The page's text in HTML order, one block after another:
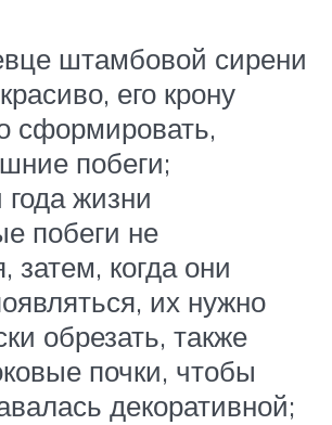
штамбовой сирени
его крону
сформировать,
побеги;
жизни
побеги не
затем, когда они
их нужно
обрезать, также
почки, чтобы
декоративной;